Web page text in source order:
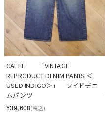
CALEE　　「VINTAGE
REPRODUCT DENIM PANTS ＜
USED INDIGO＞」　ワイドデニ
ムパンツ
¥39,600(税込)